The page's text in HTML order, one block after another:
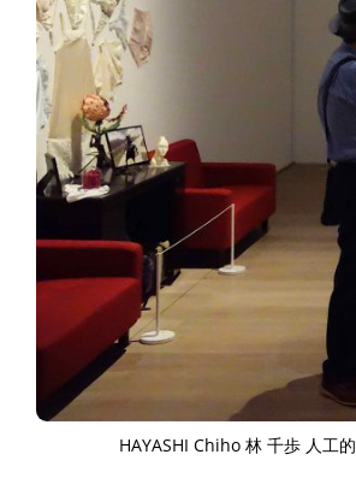
HAYASHI Chiho 林 千歩 人工